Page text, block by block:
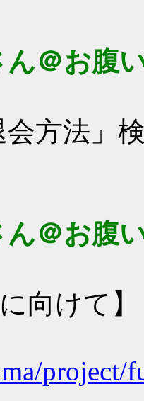
＠お腹
方法」
＠お腹
向けて】
project/